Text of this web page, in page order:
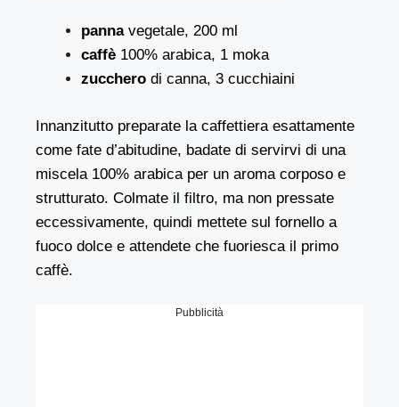
pannavegetale, 200 ml
caffè 100% arabica, 1 moka
zucchero di canna, 3 cucchiaini
Innanzitutto preparate la caffettiera esattamente
come fate d’abitudine, badate di servirvi di una
miscela 100% arabica per un aroma corposo e
strutturato. Colmate il filtro, ma non pressate
eccessivamente, quindi mettete sul fornello a
fuoco dolce e attendete che fuoriesca il primo
caffè.
Pubblicità